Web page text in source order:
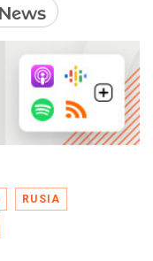
RUSIA